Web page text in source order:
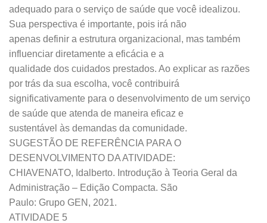
adequado para o serviço de saúde que você idealizou.
Sua perspectiva é importante, pois irá não
apenas definir a estrutura organizacional, mas também
influenciar diretamente a eficácia e a
qualidade dos cuidados prestados. Ao explicar as razões
por trás da sua escolha, você contribuirá
significativamente para o desenvolvimento de um serviço
de saúde que atenda de maneira eficaz e
sustentável às demandas da comunidade.
SUGESTÃO DE REFERÊNCIA PARA O
DESENVOLVIMENTO DA ATIVIDADE:
CHIAVENATO, Idalberto. Introdução à Teoria Geral da
Administração – Edição Compacta. São
Paulo: Grupo GEN, 2021.
ATIVIDADE 5